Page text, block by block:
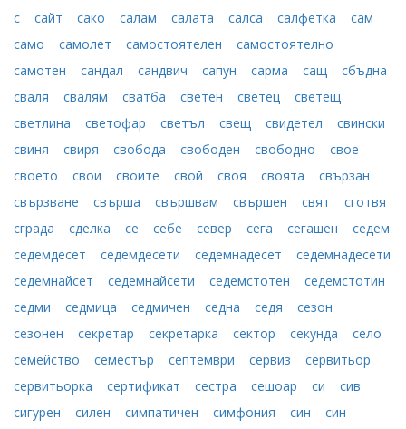
с сайт сако салам салата салса салфетка
сам
само
самолет самостоятелен
самостоятелно
самотен
сандал сандвич сапун сарма сащ
сбъдна
сваля
свалям сватба светен светец
светещ
светлина
светофар светъл свещ свидетел
свински
свиня
свиря свобода свободен свободно
свое
своето
свои своите свой своя своята
свързан
свързване
свърша свършвам свършен свят
сготвя
сграда
сделка се себе север сега сегашен
седем
седемдесет
седемдесети седемнадесет
седемнадесети
седемнайсет
седемнайсети седемстотен
седемстотин
седми
седмица седмичен седна седя
сезон
сезонен
секретар секретарка сектор секунда
село
семейство
семестър септември сервиз
сервитьор
сервитьорка
сертификат сестра сешоар си
сив
сигурен
силен симпатичен симфония син
син